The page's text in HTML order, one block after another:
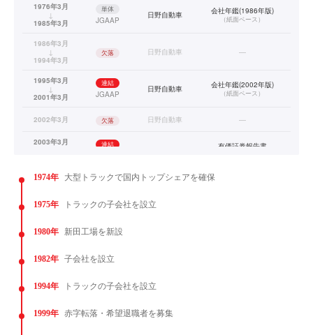
1976年3月
↓
1985年3月
単体
JGAAP
日野自動車 会社年鑑(1986年版)
（紙面ベース）
1986年3月
↓
1994年3月
欠落 日野自動車 —
1995年3月
↓
2001年3月
連結
JGAAP
日野自動車 会社年鑑(2002年版)
（紙面ベース）
2002年3月 欠落 日野自動車 —
2003年3月
連結 有価証券報告書
2015年3月
連結
1974年 大型トラックで国内トップシェアを確保
1975年 トラックの子会社を設立
1980年 新田工場を新設
1982年 子会社を設立
1994年 トラックの子会社を設立
1999年 赤字転落・希望退職者を募集